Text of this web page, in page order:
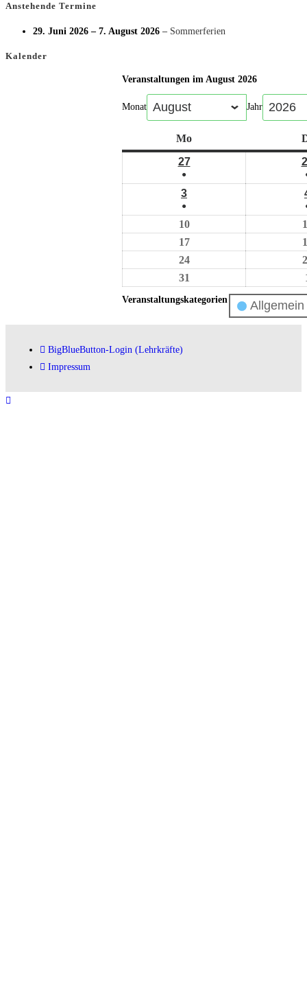
Anstehende Termine
29. Juni 2026 – 7. August 2026 – Sommerferien
Kalender
Veranstaltungen im August 2026
Monat Jahr
Mo
27
●
3
●
10
17
24
31
Veranstaltungskategorien Allgemein
BigBlueButton-Login (Lehrkräfte)
Impressum